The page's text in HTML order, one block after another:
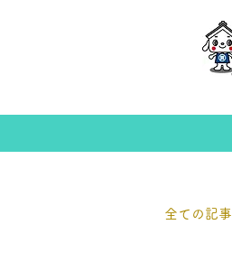
全ての記事